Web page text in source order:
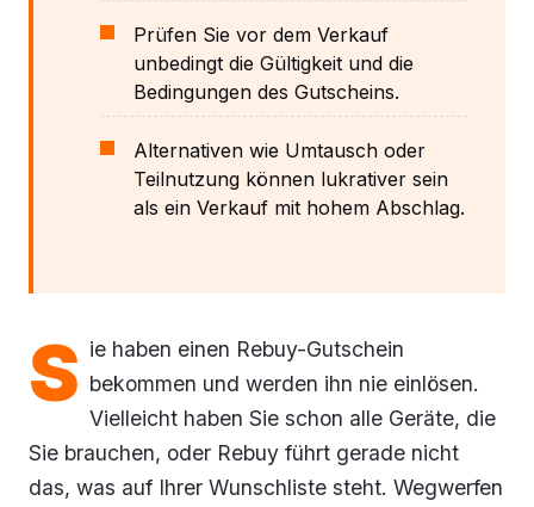
Prüfen Sie vor dem Verkauf
unbedingt die Gültigkeit und die
Bedingungen des Gutscheins.
Alternativen wie Umtausch oder
Teilnutzung können lukrativer sein
als ein Verkauf mit hohem Abschlag.
S ie haben einen Rebuy-Gutschein
bekommen und werden ihn nie einlösen.
Vielleicht haben Sie schon alle Geräte, die
Sie brauchen, oder Rebuy führt gerade nicht
das, was auf Ihrer Wunschliste steht. Wegwerfen